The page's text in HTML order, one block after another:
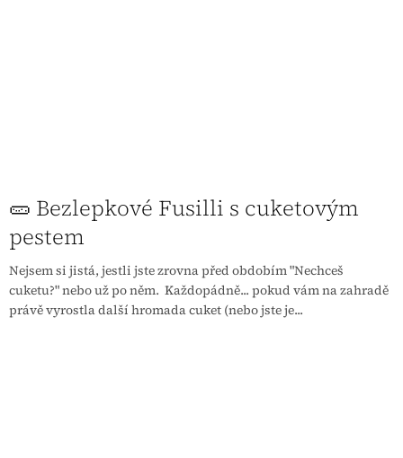
🥒 Bezlepkové Fusilli s cuketovým
pestem
Nejsem si jistá, jestli jste zrovna před obdobím "Nechceš
cuketu?" nebo už po něm. Každopádně... pokud vám na zahradě
právě vyrostla další hromada cuket (nebo jste je...